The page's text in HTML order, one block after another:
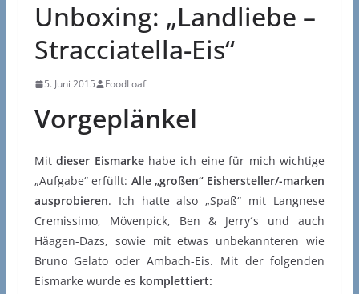
Unboxing: „Landliebe –
Stracciatella-Eis“
5. Juni 2015 FoodLoaf
Vorgeplänkel
Mitdieser Eismarkehabe ich eine für mich wichtige
„Aufgabe“ erfüllt: Alle „großen“ Eishersteller/-marken
ausprobieren. Ich hatte also „Spaß“ mit Langnese
Cremissimo, Mövenpick, Ben & Jerry´s und auch
Häagen-Dazs, sowie mit etwas unbekannteren wie
Bruno Gelato oder Ambach-Eis. Mit der folgenden
Eismarke wurde es komplettiert: